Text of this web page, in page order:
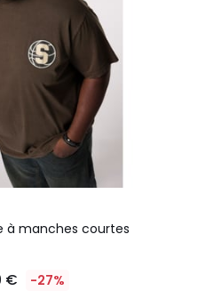
à manches courtes
€ -27%